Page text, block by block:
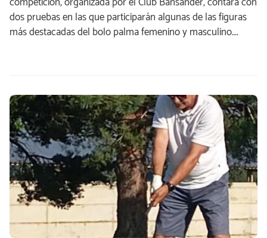
dos pruebas en las que participarán algunas de las figuras
más destacadas del bolo palma femenino y masculino….